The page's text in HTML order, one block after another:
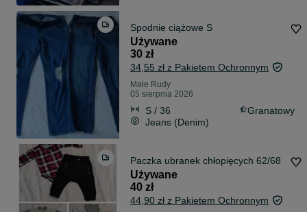
Spodnie ciążowe S
Używane
30 zł
34,55 zł z Pakietem Ochronnym
Małe Rudy
05 sierpnia 2026
S / 36
Granatowy
Jeans (Denim)
Paczka ubranek chłopięcych 62/68
Używane
40 zł
44,90 zł z Pakietem Ochronnym